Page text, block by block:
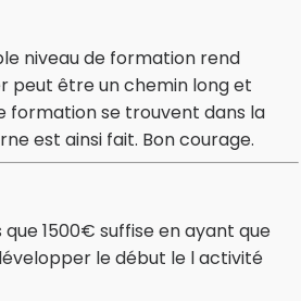
niveau de formation rend
peut être un chemin long et
formation se trouvent dans la
est ainsi fait. Bon courage.
1500€ suffise en ayant que
le début le l activité